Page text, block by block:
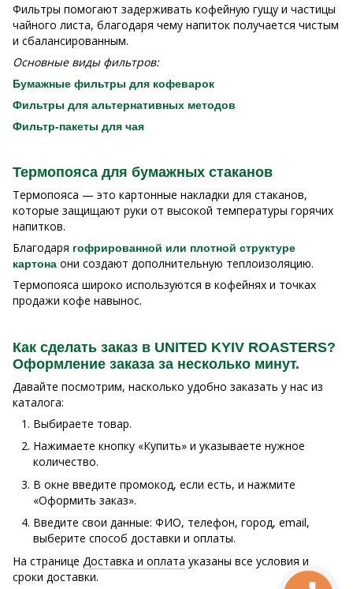
Фильтры помогают задерживать кофейную гущу и частицы
чайного листа, благодаря чему напиток получается чистым
и сбалансированным.
Основные виды фильтров:
Бумажные фильтры для кофеварок
Фильтры для альтернативных методов
Фильтр-пакеты для чая
Термопояса для бумажных стаканов
Термопояса — это картонные накладки для стаканов,
которые защищают руки от высокой температуры горячих
напитков.
Благодаря гофрированной или плотной структуре
картона они создают дополнительную теплоизоляцию.
Термопояса широко используются в кофейнях и точках
продажи кофе навынос.
Как сделать заказ в UNITED KYIV ROASTERS?
Оформление заказа за несколько минут.
Давайте посмотрим, насколько удобно заказать у нас из
каталога:
Выбираете товар.
Нажимаете кнопку «Купить» и указываете нужное
количество.
В окне введите промокод, если есть, и нажмите
«Оформить заказ».
Введите свои данные: ФИО, телефон, город, email,
выберите способ доставки и оплаты.
На странице Доставка и оплата указаны все условия и
сроки доставки.